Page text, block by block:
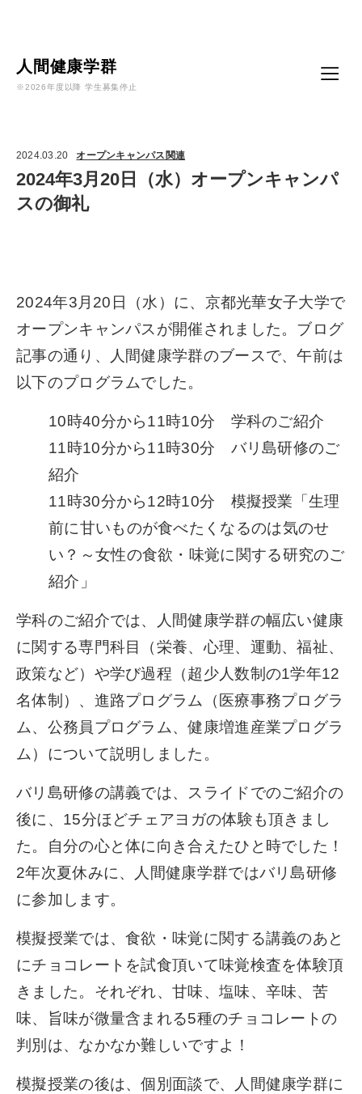
人間健康学群
※2026年度以降 学生募集停止
2024.03.20 オープンキャンパス関連
2024年3月20日（水）オープンキャンパ
スの御礼
2024年3月20日（水）に、京都光華女子大学で
オープンキャンパスが開催されました。 ブログ
記事の通り、人間健康学群のブースで、午前は
以下のプログラムでした。
10時40分から11時10分 学科のご紹介
11時10分から11時30分 バリ島研修のご
紹介
11時30分から12時10分 模擬授業「生理
前に甘いものが食べたくなるのは気のせ
い？～女性の食欲・味覚に関する研究のご
紹介」
学科のご紹介では、人間健康学群の幅広い健康
に関する専門科目（栄養、心理、運動、福祉、
政策など）や学び過程（超少人数制の1学年12
名体制）、進路プログラム（医療事務プログラ
ム、公務員プログラム、健康増進産業プログラ
ム）について説明しました。
バリ島研修の講義では、スライドでのご紹介の
後に、15分ほどチェアヨガの体験も頂きまし
た。自分の心と体に向き合えたひと時でした！
2年次夏休みに、人間健康学群ではバリ島研修
に参加します。
模擬授業では、食欲・味覚に関する講義のあと
にチョコレートを試食頂いて味覚検査を体験頂
きました。それぞれ、甘味、塩味、辛味、苦
味、旨味が微量含まれる5種のチョコレートの
判別は、なかなか難しいですよ！
模擬授業の後は、個別面談で、人間健康学群に